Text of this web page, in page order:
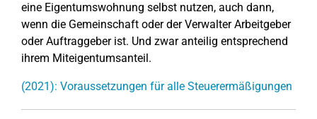
eine Eigentumswohnung selbst nutzen, auch dann,
wenn die Gemeinschaft oder der Verwalter Arbeitgeber
oder Auftraggeber ist. Und zwar anteilig entsprechend
ihrem Miteigentumsanteil.
(2021): Voraussetzungen für alle Steuerermäßigungen